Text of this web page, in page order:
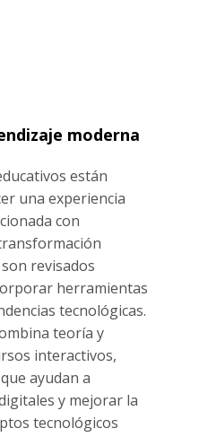
moderna
están
una experiencia
con
revisados
herramientas
tecnológicas.
teoría y
interactivos,
ayudan a
y mejorar la
tecnológicos